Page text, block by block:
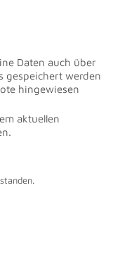
Daten auch über
gespeichert werden
hingewiesen
aktuellen